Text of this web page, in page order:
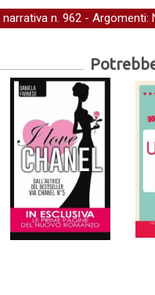
narrativa n. 962 - Argomenti: